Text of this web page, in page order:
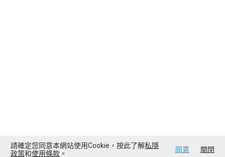
請確定您同意本網站使用Cookie，按此了解私隱
政策和使用條款 。 同意 關閉